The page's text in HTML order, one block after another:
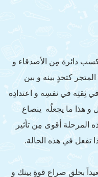
دائرة مِن الأصدقاء و
كتحدٍ بينه و بين
ثِقتِه في نفسِه و اعتدادِه
و هذا ما يجعلُه ينصاع
المرحلة أقوى مِن تأثير
تفعل في هذه الحالة.
بخلق صراع قوةٍ بينك و